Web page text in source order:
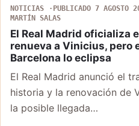
NOTICIAS PUBLICADO 7 AGOSTO
MARTÍN SALAS
El Real Madrid oficializa
renueva a Vinicius, pero
Barcelona lo eclipsa
El Real Madrid anunció el
historia y la renovación de
la posible llegada…